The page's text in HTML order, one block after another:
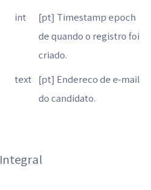
int
[pt] Timestamp epoch
de quando o registro foi
criado.
text [pt] Endereco de e-mail
do candidato.
Integral